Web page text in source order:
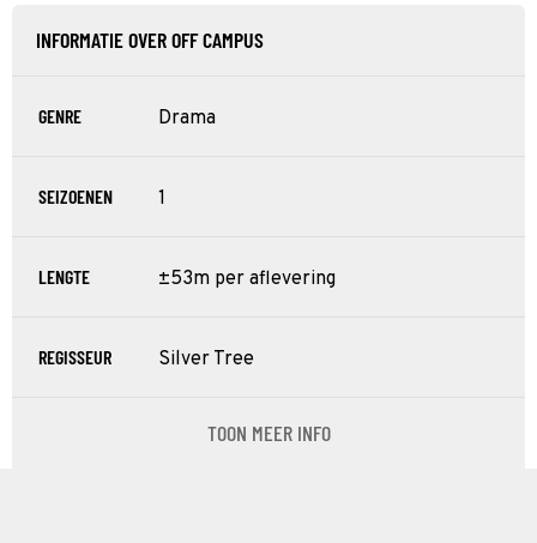
INFORMATIE OVER OFF CAMPUS
GENRE Drama
SEIZOENEN 1
LENGTE ±53m per aflevering
REGISSEUR Silver Tree
TOON MEER INFO